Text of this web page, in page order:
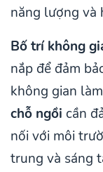
năng lượng và
Bố trí không
nắp để đảm
không gian
chỗ ngồi cần
nối với môi
trung và sáng